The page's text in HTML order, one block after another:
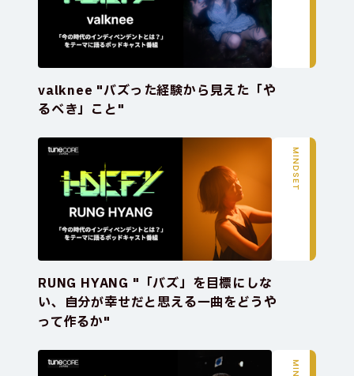
valknee "バズった経験から見えた「や
るべき」こと"
MINDSET
RUNG HYANG "「バズ」を目標にしな
い、自分が幸せだと思える一曲をどうや
って作るか"